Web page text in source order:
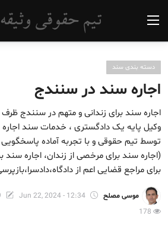
دسته بندی سند
دسته بندی وثیقه
دسته بندی جواز کسب (پروانه کسب)
دسته بندی فیش حقوقی
اجاره جواز و پروانه کسب
دسته بندی سند
اجاره سند در سنندج
وکیل پایه یک دادگستری ، خدمات سند اجاره
(اجاره سند برای مرخصی از زندان، اجاره سند
برای مراجع قضایی اعم از
موسی مصلح Jun 22, 2024 - 12:34